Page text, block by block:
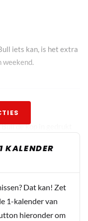
iets kan, is het extra
weekend.
de kop in gedrukt
dat Max moet
KALENDER
Dat kan! Zet
1-kalender van
hieronder om